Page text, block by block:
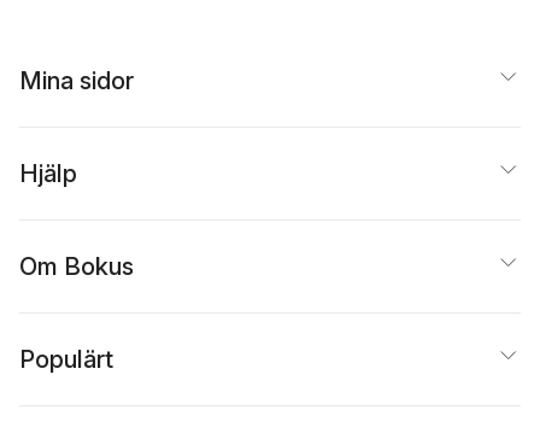
Mina sidor
Hjälp
Om Bokus
Populärt